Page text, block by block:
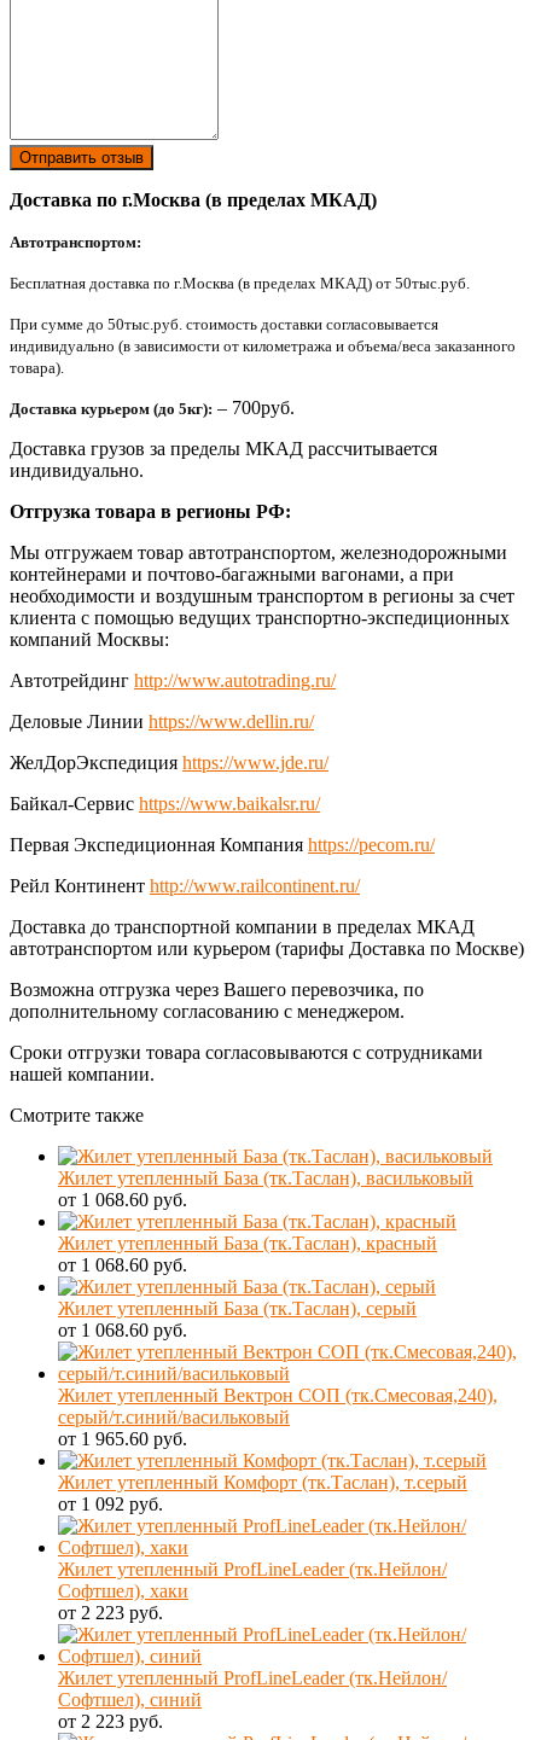
Отправить отзыв
Доставка по г.Москва (в пределах МКАД)
Автотранспортом:
Бесплатная доставка по г.Москва (в пределах МКАД) от 50тыс.руб.
При сумме до 50тыс.руб. стоимость доставки согласовывается
индивидуально (в зависимости от километража и объема/веса заказанного
товара).
Доставка курьером (до 5кг): – 700руб.
Доставка грузов за пределы МКАД рассчитывается
индивидуально.
Отгрузка товара в регионы РФ:
Мы отгружаем товар автотранспортом, железнодорожными
контейнерами и почтово-багажными вагонами, а при
необходимости и воздушным транспортом в регионы за счет
клиента с помощью ведущих транспортно-экспедиционных
компаний Москвы:
Автотрейдинг http://www.autotrading.ru/
Деловые Линии https://www.dellin.ru/
ЖелДорЭкспедиция https://www.jde.ru/
Байкал-Сервис https://www.baikalsr.ru/
Первая Экспедиционная Компания https://pecom.ru/
Рейл Континент http://www.railcontinent.ru/
Доставка до транспортной компании в пределах МКАД
автотранспортом или курьером (тарифы Доставка по Москве)
Возможна отгрузка через Вашего перевозчика, по
дополнительному согласованию с менеджером.
Сроки отгрузки товара согласовываются с сотрудниками
нашей компании.
Смотрите также
Жилет утепленный База (тк.Таслан), васильковый
от 1 068.60 руб.
Жилет утепленный База (тк.Таслан), красный
от 1 068.60 руб.
Жилет утепленный База (тк.Таслан), серый
от 1 068.60 руб.
Жилет утепленный Вектрон СОП (тк.Смесовая,240),
серый/т.синий/васильковый
от 1 965.60 руб.
Жилет утепленный Комфорт (тк.Таслан), т.серый
от 1 092 руб.
Жилет утепленный ProfLineLeader (тк.Нейлон/
Софтшел), хаки
от 2 223 руб.
Жилет утепленный ProfLineLeader (тк.Нейлон/
Софтшел), синий
от 2 223 руб.